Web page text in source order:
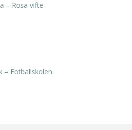
– Rosa vifte
– Fotballskolen